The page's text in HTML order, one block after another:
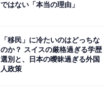
ではない「本当の理由」
「移民」に冷たいのはどっちな
のか？ スイスの厳格過ぎる学歴
選別と、日本の曖昧過ぎる外国
人政策